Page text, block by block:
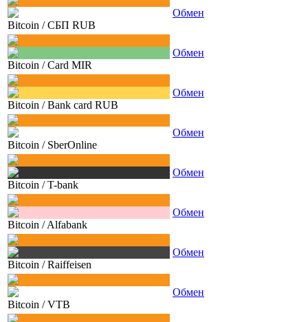
Bitcoin /СБП RUB
Обмен
Bitcoin /Card MIR
Обмен
Bitcoin /Bank card RUB
Обмен
Bitcoin / SberOnline
Обмен
Bitcoin /T-bank
Обмен
Bitcoin /Alfabank
Обмен
Bitcoin /Raiffeisen
Обмен
Bitcoin /VTB
Обмен